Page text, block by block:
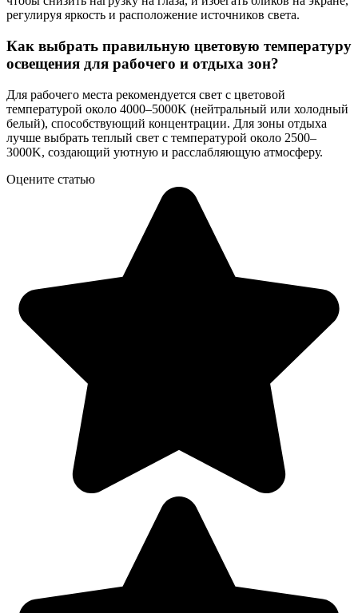
регулируя яркость и расположение источников света.
Как выбрать правильную цветовую температуру
освещения для рабочего и отдыха зон?
Для рабочего места рекомендуется свет с цветовой
температурой около 4000–5000K (нейтральный или холодный
белый), способствующий концентрации. Для зоны отдыха
лучше выбрать теплый свет с температурой около 2500–
3000K, создающий уютную и расслабляющую атмосферу.
Оцените статью